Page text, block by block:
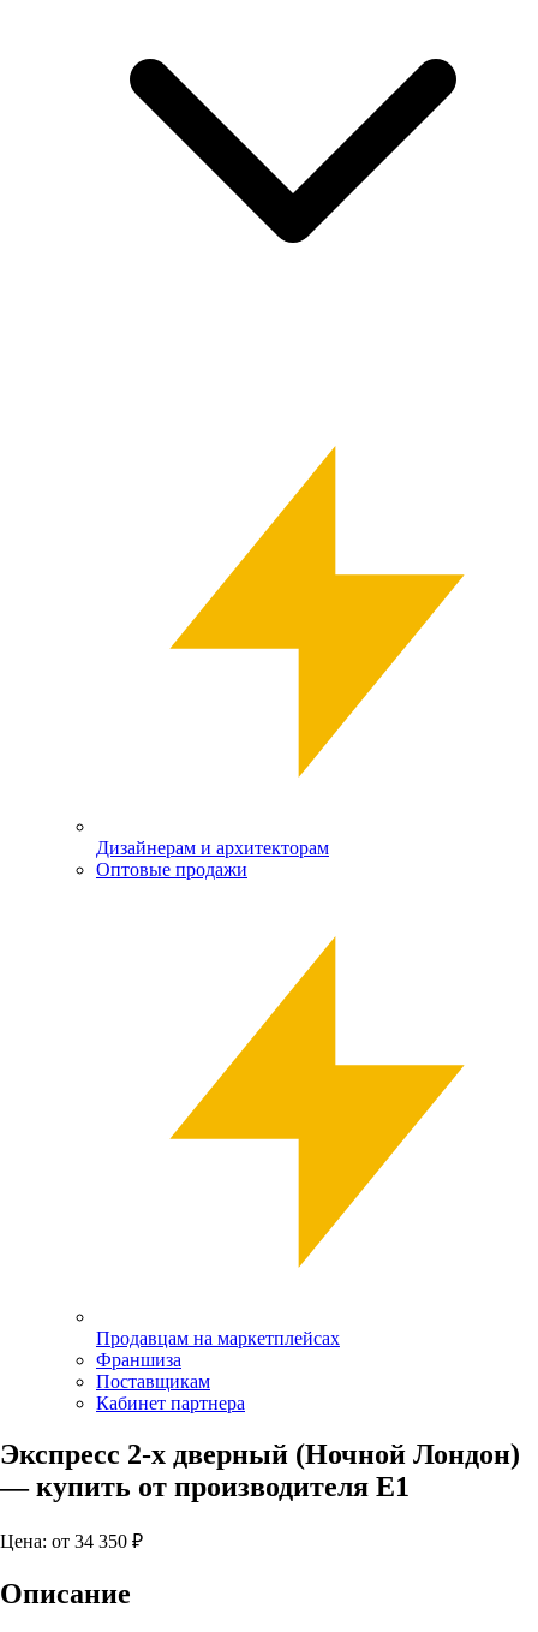
Дизайнерам и архитекторам
Оптовые продажи
Продавцам на маркетплейсах
Франшиза
Поставщикам
Кабинет партнера
Экспресс 2-х дверный (Ночной Лондон)
— купить от производителя Е1
Цена: от 34 350 ₽
Описание